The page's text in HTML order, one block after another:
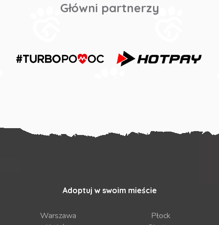
Główni partnerzy
Adoptuj w swoim mieście
Warszawa
Płock